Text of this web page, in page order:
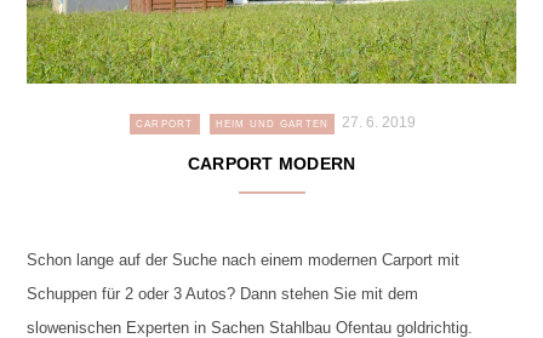
CARPORT HEIM UND GARTEN 27. 6. 2019
CARPORT MODERN
Schon lange auf der Suche nach einem modernen Carport mit
Schuppen für 2 oder 3 Autos? Dann stehen Sie mit dem
slowenischen Experten in Sachen Stahlbau Ofentau goldrichtig.